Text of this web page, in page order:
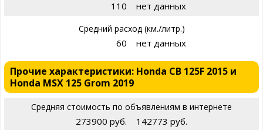
110 нет данных
Средний расход (км./литр.)
60 нет данных
Прочие характеристики: Honda CB 125F 2015 и
Honda MSX 125 Grom 2019
Средняя стоимость по объявлениям в интернете
273900 руб. 142773 руб.